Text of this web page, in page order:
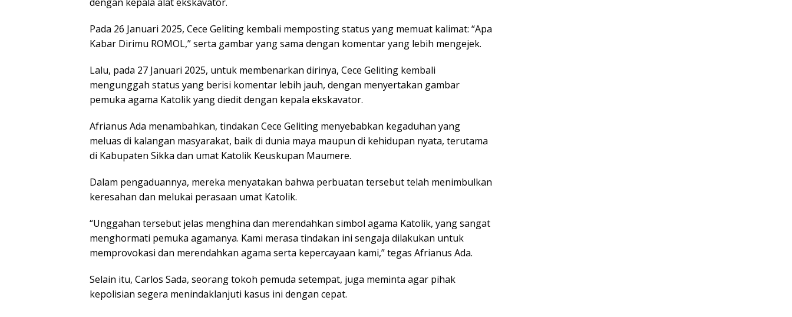
Pada 26 Januari 2025, Cece Geliting kembali memposting status yang memuat kalimat: “Apa
Kabar Dirimu ROMOL,” serta gambar yang sama dengan komentar yang lebih mengejek.
Lalu, pada 27 Januari 2025, untuk membenarkan dirinya, Cece Geliting kembali
mengunggah status yang berisi komentar lebih jauh, dengan menyertakan gambar
pemuka agama Katolik yang diedit dengan kepala ekskavator.
Afrianus Ada menambahkan, tindakan Cece Geliting menyebabkan kegaduhan yang
meluas di kalangan masyarakat, baik di dunia maya maupun di kehidupan nyata, terutama
di Kabupaten Sikka dan umat Katolik Keuskupan Maumere.
Dalam pengaduannya, mereka menyatakan bahwa perbuatan tersebut telah menimbulkan
keresahan dan melukai perasaan umat Katolik.
“Unggahan tersebut jelas menghina dan merendahkan simbol agama Katolik, yang sangat
menghormati pemuka agamanya. Kami merasa tindakan ini sengaja dilakukan untuk
memprovokasi dan merendahkan agama serta kepercayaan kami,” tegas Afrianus Ada.
Selain itu, Carlos Sada, seorang tokoh pemuda setempat, juga meminta agar pihak
kepolisian segera menindaklanjuti kasus ini dengan cepat.